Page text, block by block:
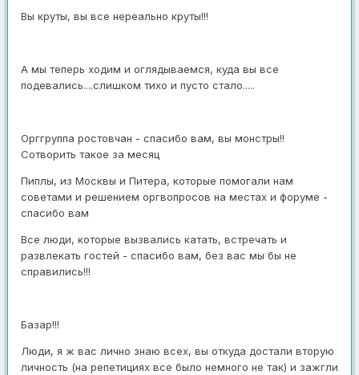
Вы круты, вы все нереально круты!!!
А мы теперь ходим и оглядываемся, куда вы все
подевались....слишком тихо и пусто стало.....
Орггруппа ростовчан - спасибо вам, вы монстры!!
Сотворить такое за месяц
Пиплы, из Москвы и Питера, которые помогали нам
советами и решением оргвопросов на местах и форуме -
спасибо вам
Все люди, которые вызвались катать, встречать и
развлекать гостей - спасибо вам, без вас мы бы не
справились!!!
Базар!!!
Люди, я ж вас лично знаю всех, вы откуда достали вторую
личность (на репетициях все было немного не так) и зажгли